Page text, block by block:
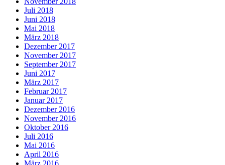
Juli 2018
Juni 2018
Mai 2018
März 2018
Dezember 2017
November 2017
September 2017
Juni 2017
März 2017
Februar 2017
Januar 2017
Dezember 2016
November 2016
Oktober 2016
Juli 2016
Mai 2016
April 2016